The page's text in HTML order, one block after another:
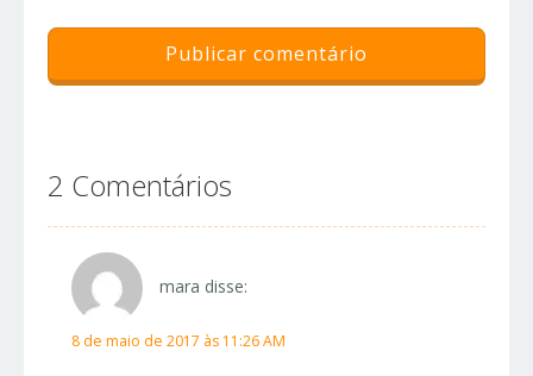
2 Comentários
mara disse:
8 de maio de 2017 às 11:26 AM